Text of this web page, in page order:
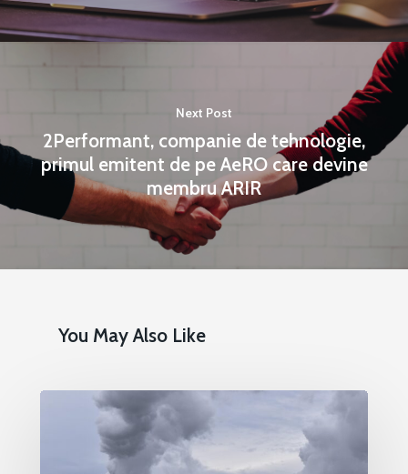
Next Post
2Performant, companie de tehnologie,
primul emitent de pe AeRO care devine
membru ARIR
You May Also Like